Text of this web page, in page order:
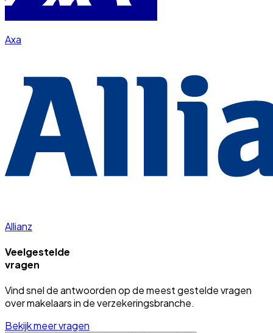
Axa
Allianz
Veelgestelde
vragen
Vind snel de antwoorden op de meest gestelde vragen
over makelaars in de verzekeringsbranche.
Bekijk meer vragen